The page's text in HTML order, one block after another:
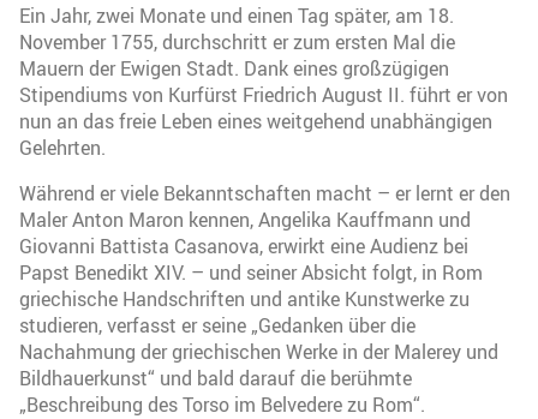
Ein Jahr, zwei Monate und einen Tag später, am 18.
November 1755, durchschritt er zum ersten Mal die
Mauern der Ewigen Stadt. Dank eines großzügigen
Stipendiums von Kurfürst Friedrich August II. führt er von
nun an das freie Leben eines weitgehend unabhängigen
Gelehrten.
Während er viele Bekanntschaften macht – er lernt er den
Maler Anton Maron kennen, Angelika Kauffmann und
Giovanni Battista Casanova, erwirkt eine Audienz bei
Papst Benedikt XIV. – und seiner Absicht folgt, in Rom
griechische Handschriften und antike Kunstwerke zu
studieren, verfasst er seine „Gedanken über die
Nachahmung der griechischen Werke in der Malerey und
Bildhauerkunst“ und bald darauf die berühmte
„Beschreibung des Torso im Belvedere zu Rom“.